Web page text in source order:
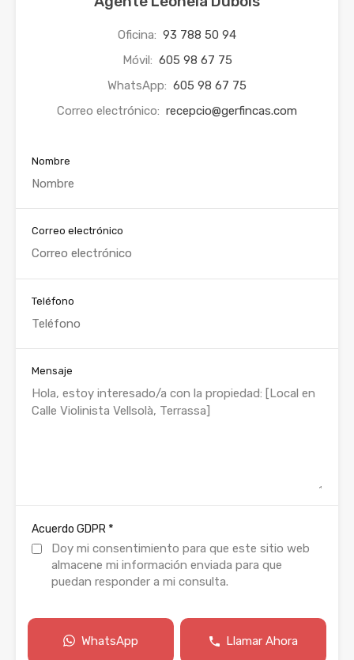
Oficina: 93 788 50 94
Móvil: 605 98 67 75
WhatsApp: 605 98 67 75
Correo electrónico: recepcio@gerfincas.com
Nombre
Correo electrónico
Teléfono
Mensaje
Acuerdo GDPR *
Doy mi consentimiento para que este sitio web
almacene mi información enviada para que
puedan responder a mi consulta.
WhatsApp Llamar Ahora